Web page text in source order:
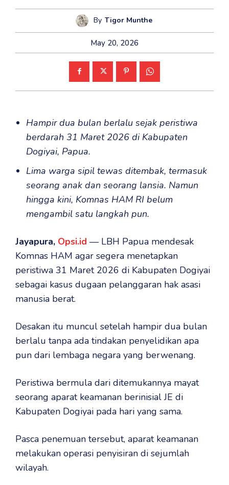
By Tigor Munthe
May 20, 2026
Hampir dua bulan berlalu sejak peristiwa
berdarah 31 Maret 2026 di Kabupaten
Dogiyai, Papua.
Lima warga sipil tewas ditembak, termasuk
seorang anak dan seorang lansia. Namun
hingga kini, Komnas HAM RI belum
mengambil satu langkah pun.
Jayapura, Opsi.id — LBH Papua mendesak
Komnas HAM agar segera menetapkan
peristiwa 31 Maret 2026 di Kabupaten Dogiyai
sebagai kasus dugaan pelanggaran hak asasi
manusia berat.
Desakan itu muncul setelah hampir dua bulan
berlalu tanpa ada tindakan penyelidikan apa
pun dari lembaga negara yang berwenang.
Peristiwa bermula dari ditemukannya mayat
seorang aparat keamanan berinisial JE di
Kabupaten Dogiyai pada hari yang sama.
Pasca penemuan tersebut, aparat keamanan
melakukan operasi penyisiran di sejumlah
wilayah.